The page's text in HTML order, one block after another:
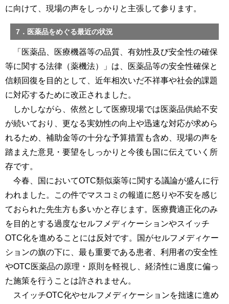
に向けて、現場の声をしっかりと主張して参ります。
7．医薬品をめぐる最近の状況
「医薬品、医療機器等の品質、有効性及び安全性の確保
等に関する法律（薬機法）」は、医薬品等の安全性確保と
信頼回復を目的として、近年相次いだ不祥事や社会的課題
に対応するために改正されました。
しかしながら、依然として医療現場では医薬品供給不安
が続いており、更なる実効性の向上や迅速な対応が求めら
れるため、補助金等の十分な予算措置も含め、現場の声を
踏まえた意見・要望をしっかりと今後も国に伝えていく所
存です。
今春、国においてOTC類似薬等に関する議論が盛んに行
われました。この件でマスコミの報道に怒りや不安を感じ
ておられた先生方も多いかと存じます。医療費適正化のみ
を目的とする過度なセルフメディケーションやスイッチ
OTC化を進めることには反対です。国がセルフメディケー
ションの旗の下に、最も重要である患者、利用者の安全性
やOTC医薬品の原理・原則を軽視し、経済性に過度に偏っ
た施策を行うことは許されません。
スイッチOTC化やセルフメディケーションを拙速に進め